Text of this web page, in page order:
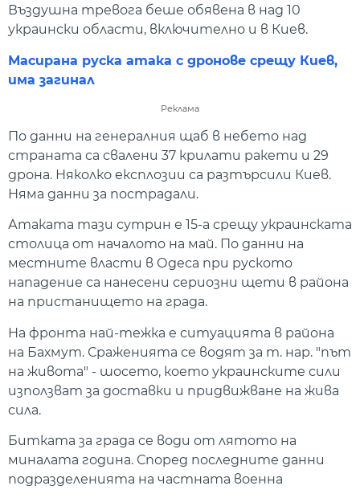
Въздушна тревога беше обявена в над 10
украински области, включително и в Киев.
Масирана руска атака с дронове срещу Киев,
има загинал
Реклама
По данни на генералния щаб в небето над
страната са свалени 37 крилати ракети и 29
дрона. Няколко експлозии са разтърсили Киев.
Няма данни за пострадали.
Атаката тази сутрин е 15-а срещу украинската
столица от началото на май. По данни на
местните власти в Одеса при руското
нападение са нанесени сериозни щети в района
на пристанището на града.
На фронта най-тежка е ситуацията в района
на Бахмут. Сраженията се водят за т. нар. "път
на живота" - шосето, което украинските сили
използват за доставки и придвижване на жива
сила.
Битката за града се води от лятото на
миналата година. Според последните данни
подразделенията на частната военна